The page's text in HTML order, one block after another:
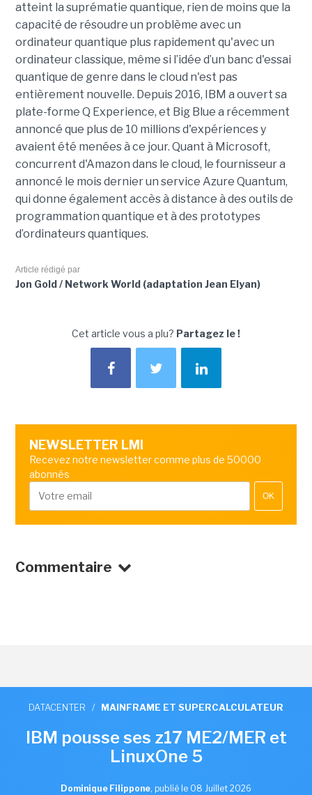
atteint la suprématie quantique, rien de moins que la
capacité de résoudre un problème avec un
ordinateur quantique plus rapidement qu'avec un
ordinateur classique, même si l’idée d’un banc d'essai
quantique de genre dans le cloud n'est pas
entièrement nouvelle. Depuis 2016, IBM a ouvert sa
plate-forme Q Experience, et Big Blue a récemment
annoncé que plus de 10 millions d'expériences y
avaient été menées à ce jour. Quant à Microsoft,
concurrent d'Amazon dans le cloud, le fournisseur a
annoncé le mois dernier un service Azure Quantum,
qui donne également accès à distance à des outils de
programmation quantique et à des prototypes
d’ordinateurs quantiques.
Article rédigé par
Jon Gold / Network World (adaptation Jean Elyan)
Cet article vous a plu? Partagez le !
NEWSLETTER LMI
Recevez notre newsletter comme plus de 50000
abonnés
OK
Commentaire
DATACENTER / MAINFRAME ET SUPERCALCULATEUR
IBM pousse ses z17 ME2/MER et
LinuxOne 5
Dominique Filippone, publié le 08 Juillet 2026